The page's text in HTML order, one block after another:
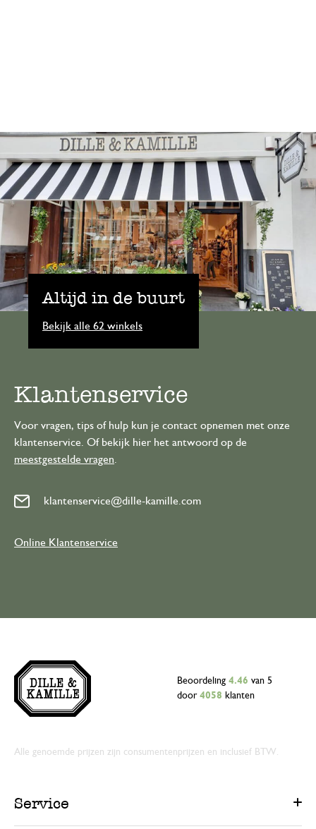
Altijd in de buurt
Bekijk alle 62 winkels
Klantenservice
Voor vragen, tips of hulp kun je contact opnemen met onze
klantenservice. Of bekijk hier het antwoord op de
meestgestelde vragen.
klantenservice@dille-kamille.com
Online Klantenservice
Beoordeling 4.46 van 5
door 4058 klanten
Alle genoemde prijzen zijn consumentenprijzen en inclusief BTW.
Service